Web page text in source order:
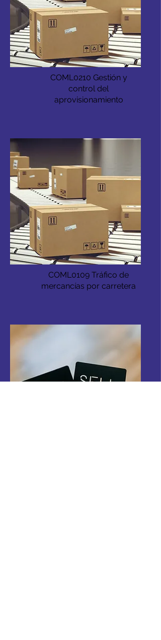
COML0210 Gestión y
control del
aprovisionamiento
COML0109 Tráfico de
mercancías por carretera